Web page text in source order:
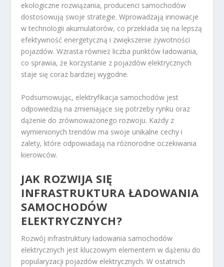
ekologiczne rozwiązania, producenci samochodów
dostosowują swoje strategie. Wprowadzają innowacje
w technologii akumulatorów, co przekłada się na lepszą
efektywność energetyczną i zwiększenie żywotności
pojazdów. Wzrasta również liczba punktów ładowania,
co sprawia, że korzystanie z pojazdów elektrycznych
staje się coraz bardziej wygodne.
Podsumowując, elektryfikacja samochodów jest
odpowiedzią na zmieniające się potrzeby rynku oraz
dążenie do zrównoważonego rozwoju. Każdy z
wymienionych trendów ma swoje unikalne cechy i
zalety, które odpowiadają na różnorodne oczekiwania
kierowców.
JAK ROZWIJA SIĘ
INFRASTRUKTURA ŁADOWANIA
SAMOCHODÓW
ELEKTRYCZNYCH?
Rozwój infrastruktury ładowania samochodów
elektrycznych jest kluczowym elementem w dążeniu do
popularyzacji pojazdów elektrycznych. W ostatnich